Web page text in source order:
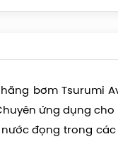
bơm Tsurumi
ứng dụng
đọng trong